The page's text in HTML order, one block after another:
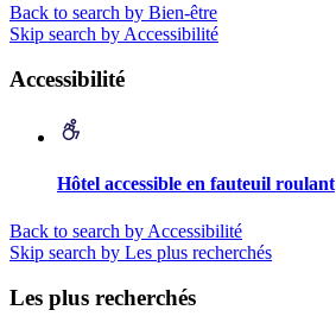
Back to search by Bien-être
Skip search by Accessibilité
Accessibilité
Hôtel accessible en fauteuil roulant
Back to search by Accessibilité
Skip search by Les plus recherchés
Les plus recherchés